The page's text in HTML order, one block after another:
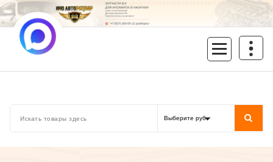
Перейти
к
содержимому